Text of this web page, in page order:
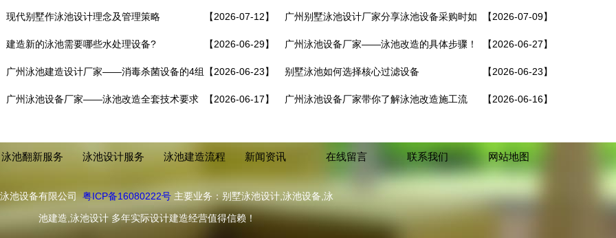
【2026-07-12】
现代别墅作泳池设计理念及管理策略 【2026-07-09】
广州别墅泳池设计厂家分享泳池设备采购时如
何避免踩坑！
【2026-06-29】
建造新的泳池需要哪些水处理设备? 【2026-06-27】
广州泳池设备厂家——泳池改造的具体步骤！
【2026-06-23】
广州泳池建造设计厂家——消毒杀菌设备的4组
最优搭配！
【2026-06-23】
别墅泳池如何选择核心过滤设备
【2026-06-17】
广州泳池设备厂家——泳池改造全套技术要求 【2026-06-16】
广州泳池设备厂家带你了解泳池改造施工流
泳池翻新服务 泳池设计服务 泳池建造流程 新闻资讯 在线留言 联系我们 网站地图
池设备有限公司 粤ICP备16080222号主要业务：别墅泳池设计,泳池设备,泳
池建造,泳池设计 多年实际设计建造经营值得信赖！